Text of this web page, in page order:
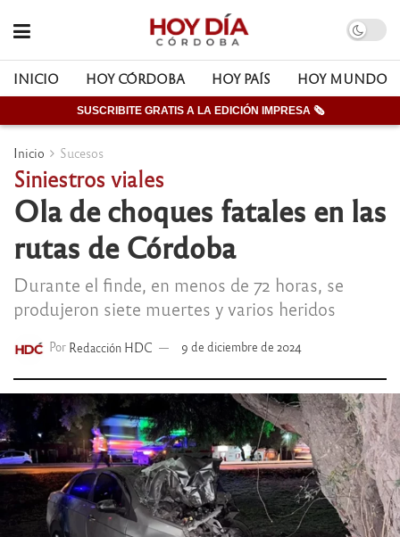
INICIO HOY CÓRDOBA HOY PAÍS HOY MUNDO
SUSCRIBITE GRATIS A LA EDICIÓN IMPRESA 🗞
Inicio Sucesos
Siniestros viales
Ola de choques fatales en las
rutas de Córdoba
Durante el finde, en menos de 72 horas, se
produjeron siete muertes y varios heridos
Por Redacción HDC 9 de diciembre de 2024